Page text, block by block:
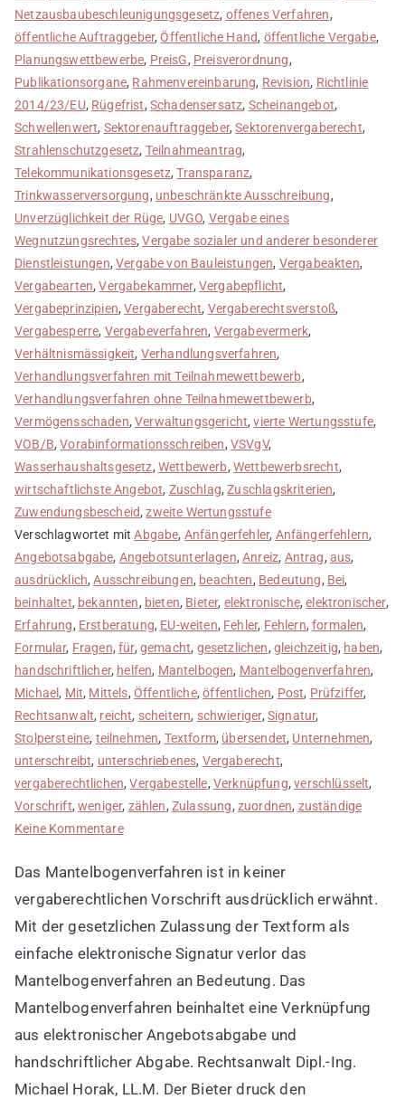
Netzausbaubeschleunigungsgesetz, offenes Verfahren,
öffentliche Auftraggeber,Öffentliche Hand, öffentliche Vergabe,
Planungswettbewerbe, PreisG, Preisverordnung,
Publikationsorgane, Rahmenvereinbarung, Revision, Richtlinie
2014/23/EU, Rügefrist, Schadensersatz, Scheinangebot,
Schwellenwert, Sektorenauftraggeber,Sektorenvergaberecht,
Strahlenschutzgesetz, Teilnahmeantrag,
Telekommunikationsgesetz,Transparanz,
Trinkwasserversorgung, unbeschränkte Ausschreibung,
Unverzüglichkeit der Rüge, UVGO, Vergabe eines
Wegnutzungsrechtes,Vergabe sozialer und anderer besonderer
Dienstleistungen,Vergabe von Bauleistungen, Vergabeakten,
Vergabearten,Vergabekammer, Vergabepflicht,
Vergabeprinzipien,Vergaberecht, Vergaberechtsverstoß,
Vergabesperre, Vergabeverfahren, Vergabevermerk,
Verhältnismässigkeit, Verhandlungsverfahren,
Verhandlungsverfahren mit Teilnahmewettbewerb,
Verhandlungsverfahren ohne Teilnahmewettbewerb,
Vermögensschaden,Verwaltungsgericht,vierte Wertungsstufe,
VOB/B,Vorabinformationsschreiben, VSVgV,
Wasserhaushaltsgesetz, Wettbewerb, Wettbewerbsrecht,
wirtschaftlichste Angebot, Zuschlag,Zuschlagskriterien,
Zuwendungsbescheid,zweite Wertungsstufe
Verschlagwortet mitAbgabe, Anfängerfehler, Anfängerfehlern,
Angebotsabgabe, Angebotsunterlagen,Anreiz, Antrag, aus,
ausdrücklich,Ausschreibungen, beachten, Bedeutung, Bei,
beinhaltet, bekannten, bieten, Bieter, elektronische,elektronischer,
Erfahrung, Erstberatung, EU-weiten, Fehler, Fehlern,formalen,
Formular, Fragen,für, gemacht, gesetzlichen, gleichzeitig, haben,
handschriftlicher, helfen, Mantelbogen, Mantelbogenverfahren,
Michael, Mit, Mittels, Öffentliche,öffentlichen, Post, Prüfziffer,
Rechtsanwalt, reicht, scheitern, schwieriger, Signatur,
Stolpersteine, teilnehmen, Textform, übersendet, Unternehmen,
unterschreibt, unterschriebenes, Vergaberecht,
vergaberechtlichen,Vergabestelle, Verknüpfung,verschlüsselt,
Vorschrift,weniger, zählen, Zulassung, zuordnen, zuständige
Keine Kommentarezu
von
Mantelbogenverfahren
Das Mantelbogenverfahren ist in keiner
vergaberechtlichen Vorschrift ausdrücklich erwähnt.
Mit der gesetzlichen Zulassung der Textform als
einfache elektronische Signatur verlor das
Mantelbogenverfahren an Bedeutung. Das
Mantelbogenverfahren beinhaltet eine Verknüpfung
aus elektronischer Angebotsabgabe und
handschriftlicher Abgabe. Rechtsanwalt Dipl.-Ing.
Michael Horak, LL.M. Der Bieter druck den